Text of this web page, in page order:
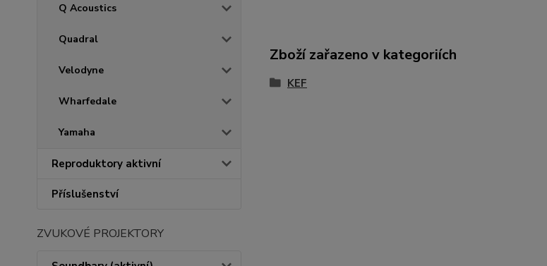
Q Acoustics
Quadral
Velodyne
Wharfedale
Yamaha
Reproduktory aktivní
Příslušenství
ZVUKOVÉ PROJEKTORY
Zboží zařazeno v kategoriích
KEF